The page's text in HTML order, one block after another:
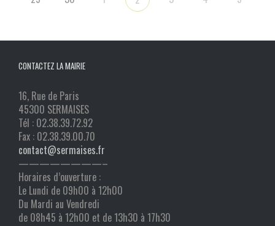
CONTACTEZ LA MAIRIE
16, Rue de Paris
45300 SERMAISES
Tél : 02.38.39.72.92
Fax : 02.38.39.00.70
contact@sermaises.fr
————————–
Horaires d’ouverture :
Le Lundi de 09h00 à 12h00
Du Mardi au Vendredi
de 08h45 à 12h00 et de 13h30 à 17h30